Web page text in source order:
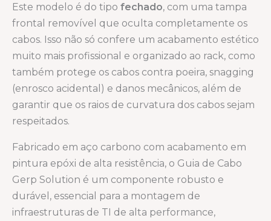
Este modelo é do tipo fechado, com uma tampa
frontal removível que oculta completamente os
cabos. Isso não só confere um acabamento estético
muito mais profissional e organizado ao rack, como
também protege os cabos contra poeira, snagging
(enrosco acidental) e danos mecânicos, além de
garantir que os raios de curvatura dos cabos sejam
respeitados.
Fabricado em aço carbono com acabamento em
pintura epóxi de alta resistência, o Guia de Cabo
Gerp Solution é um componente robusto e
durável, essencial para a montagem de
infraestruturas de TI de alta performance,